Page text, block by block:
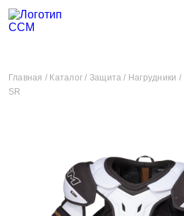
Главная / Каталог / Защита / Нагрудники /
SR